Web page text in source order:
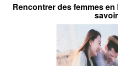
Rencontrer des femmes
savoir